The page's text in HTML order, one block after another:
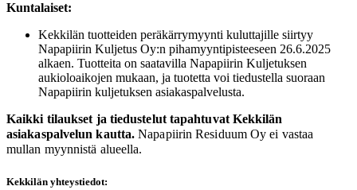
Kuntalaiset:
Kekkilän tuotteiden peräkärrymyynti kuluttajille siirtyy
Napapiirin Kuljetus Oy:n pihamyyntipisteeseen 26.6.2025
alkaen. Tuotteita on saatavilla Napapiirin Kuljetuksen
aukioloaikojen mukaan, ja tuotetta voi tiedustella suoraan
Napapiirin kuljetuksen asiakaspalvelusta.
Kaikki tilaukset ja tiedustelut tapahtuvat Kekkilän
asiakaspalvelun kautta. Napapiirin Residuum Oy ei vastaa
mullan myynnistä alueella.
Kekkilän yhteystiedot: